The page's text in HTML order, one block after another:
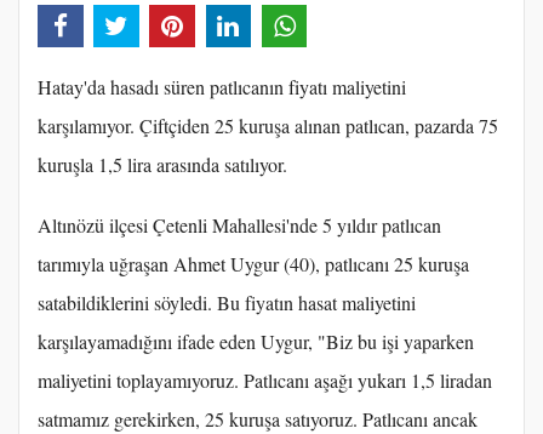
Hatay'da hasadı süren patlıcanın fiyatı maliyetini
karşılamıyor. Çiftçiden 25 kuruşa alınan patlıcan, pazarda 75
kuruşla 1,5 lira arasında satılıyor.
Altınözü ilçesi Çetenli Mahallesi'nde 5 yıldır patlıcan
tarımıyla uğraşan Ahmet Uygur (40), patlıcanı 25 kuruşa
satabildiklerini söyledi. Bu fiyatın hasat maliyetini
karşılayamadığını ifade eden Uygur, "Biz bu işi yaparken
maliyetini toplayamıyoruz. Patlıcanı aşağı yukarı 1,5 liradan
satmamız gerekirken, 25 kuruşa satıyoruz. Patlıcanı ancak